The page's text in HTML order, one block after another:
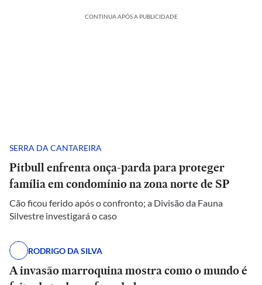
CONTINUA APÓS A PUBLICIDADE
SERRA DA CANTAREIRA
Pitbull enfrenta onça-parda para proteger
família em condomínio na zona norte de SP
Cão ficou ferido após o confronto; a Divisão da Fauna
Silvestre investigará o caso
RODRIGO DA SILVA
A invasão marroquina mostra como o mundo é